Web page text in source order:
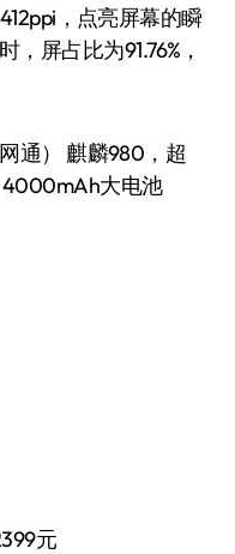
，点亮屏幕的瞬
屏占比为91.76%，
通） 麒麟980，超
大电池
元